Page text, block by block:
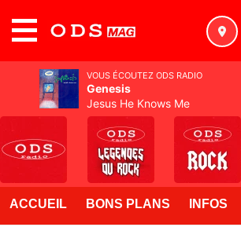
ACCUEIL BONS PLANS INFOS
VOUS ÉCOUTEZ ODS RADIO
Genesis
Jesus He Knows Me